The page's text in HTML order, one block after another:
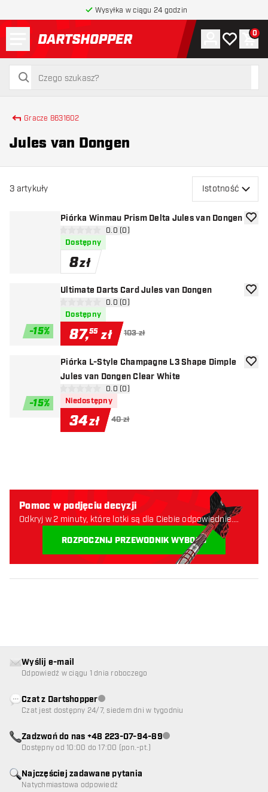
Wysyłka w ciągu 24 godzin
powrót do strony głównej
szukaj
szukaj
Konto
Moja lista
0
Gracze 8631602
Jules van Dongen
3 artykuły Istotność
Piórka Winmau Prism Delta Jules van Dongen
otwórz panel recenzji
0 gwiazdki oceny0.0 (0)
Dostępny
8zł
-15%
Ultimate Darts Card Jules van Dongen
otwórz panel recenzji
0 gwiazdki oceny0.0 (0)
Dostępny
87,55 zł 103 zł
-15%
Piórka L-Style Champagne L3 Shape Dimple
Jules van Dongen Clear White
otwórz panel recenzji
0 gwiazdki oceny0.0 (0)
Niedostępny
34zł 40 zł
Pomoc w podjęciu decyzji
Odkryj w 2 minuty, które lotki są dla Ciebie odpowiednie.
ROZPOCZNIJ PRZEWODNIK WYBORU
Najczęściej zadawane pytania
Natychmiastowa odpowiedź
Wyślij e-mail
Odpowiedź w ciągu 1 dnia roboczego
Czat z DartshopperObsługa klienta niedostępna
Czat jest dostępny 24/7, siedem dni w tygodniu
Zadzwoń do nas +48 223-07-94-89Obsługa klienta niedostępna
Dostępny od 10:00 do 17:00 (pon.-pt.)